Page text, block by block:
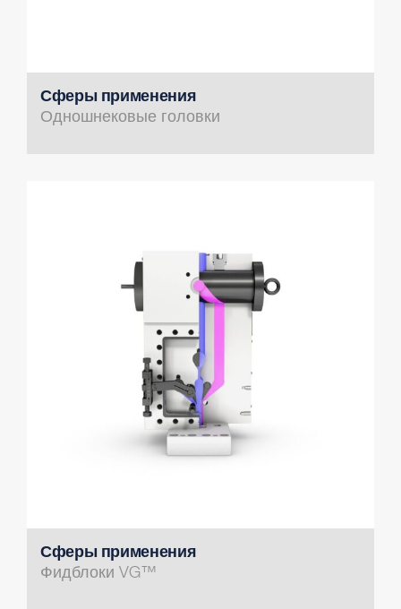
Сферы применения
Одношнековые головки
Сферы применения
Фидблоки VG™